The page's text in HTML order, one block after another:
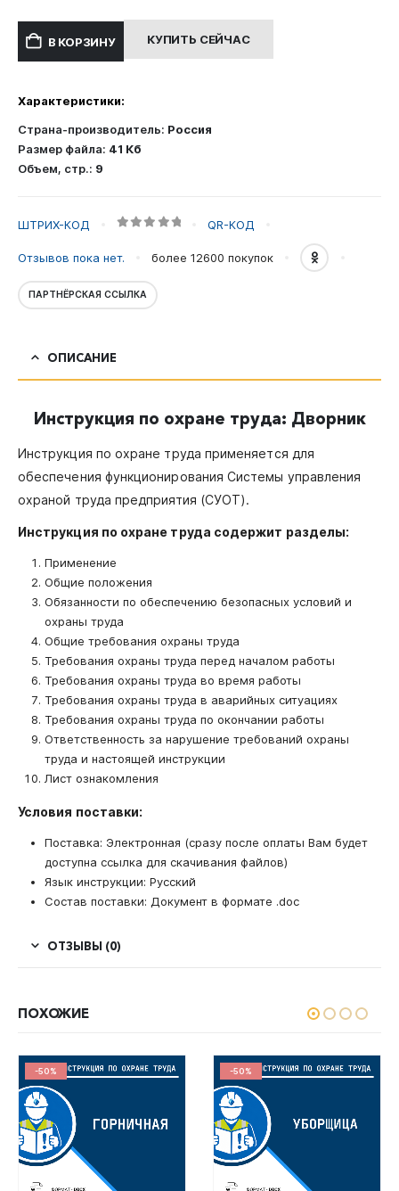
составляла
600.00 ₽.
300.00 ₽.
В КОРЗИНУ КУПИТЬ СЕЙЧАС
Характеристики:
Страна-производитель: Россия
Размер файла: 41 Кб
Объем, стр.: 9
ШТРИХ-КОД QR-КОД
Отзывов пока нет. более 12600 покупок
ПАРТНЁРСКАЯ ССЫЛКА
ОПИСАНИЕ
Инструкция по охране труда: Дворник
Инструкция по охране труда применяется для
обеспечения функционирования Системы управления
охраной труда предприятия (СУОТ).
Инструкция по охране труда содержит разделы:
Применение
Общие положения
Обязанности по обеспечению безопасных условий и
охраны труда
Общие требования охраны труда
Требования охраны труда перед началом работы
Требования охраны труда во время работы
Требования охраны труда в аварийных ситуациях
Требования охраны труда по окончании работы
Ответственность за нарушение требований охраны
труда и настоящей инструкции
Лист ознакомления
Условия поставки:
Поставка: Электронная (сразу после оплаты Вам будет
доступна ссылка для скачивания файлов)
Язык инструкции: Русский
Состав поставки: Документ в формате .doc
ОТЗЫВЫ (0)
ПОХОЖИЕ
-50% -50%